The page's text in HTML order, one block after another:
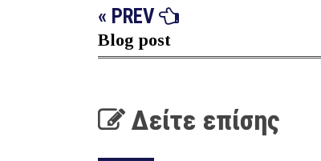
« PREV
Blog post
Δείτε επίσης